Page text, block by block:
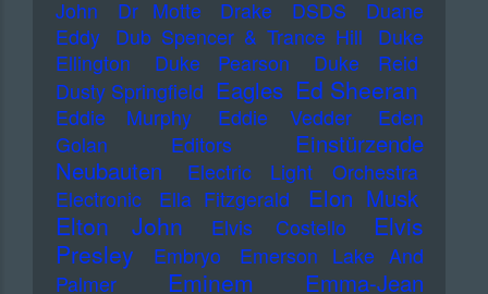
John
Dr Motte Drake DSDS
Duane
Eddy
Dub Spencer & Trance Hill
Duke
Ellington
Duke Pearson
Duke Reid
Dusty Springfield Eagles Ed Sheeran
Eddie Murphy Eddie Vedder
Eden
Golan
Editors
Einstürzende
Neubauten
Electric Light Orchestra
Electronic
Ella Fitzgerald Elon Musk
Elton John Elvis Costello
Elvis
Presley
Embryo
Emerson Lake And
Palmer
Eminem
Emma-Jean